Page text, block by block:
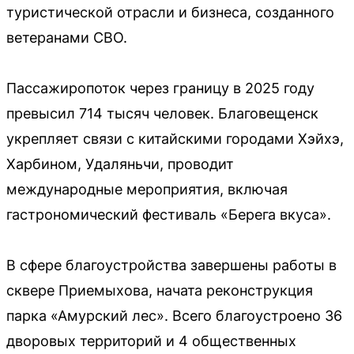
туристической отрасли и бизнеса, созданного
ветеранами СВО.
Пассажиропоток через границу в 2025 году
превысил 714 тысяч человек. Благовещенск
укрепляет связи с китайскими городами Хэйхэ,
Харбином, Удаляньчи, проводит
международные мероприятия, включая
гастрономический фестиваль «Берега вкуса».
В сфере благоустройства завершены работы в
сквере Приемыхова, начата реконструкция
парка «Амурский лес». Всего благоустроено 36
дворовых территорий и 4 общественных